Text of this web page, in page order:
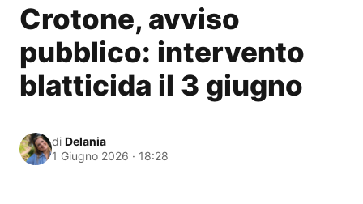
Crotone, avviso
pubblico: intervento
blatticida il 3 giugno
di Delania
1 Giugno 2026 · 18:28